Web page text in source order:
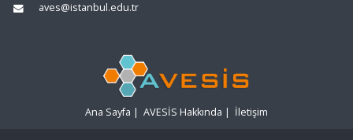
aves@istanbul.edu.tr
Ana Sayfa | AVESİS Hakkında | İletişim